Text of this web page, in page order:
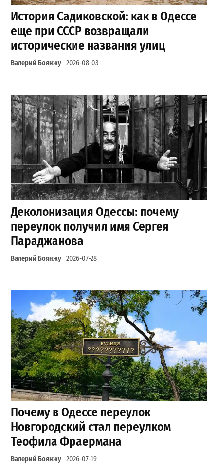
История Садиковской: как в Одессе
еще при СССР возвращали
исторические названия улиц
Валерий Боянжу 2026-08-03
Деколонизация Одессы: почему
переулок получил имя Сергея
Параджанова
Валерий Боянжу 2026-07-28
Почему в Одессе переулок
Новгородский стал переулком
Теофила Фраермана
Валерий Боянжу 2026-07-19